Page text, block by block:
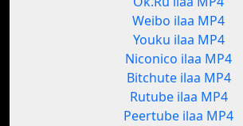
Weibo ilaa MP4
Youku ilaa MP4
Niconico ilaa MP4
Bitchute ilaa MP4
Rutube ilaa MP4
Peertube ilaa MP4